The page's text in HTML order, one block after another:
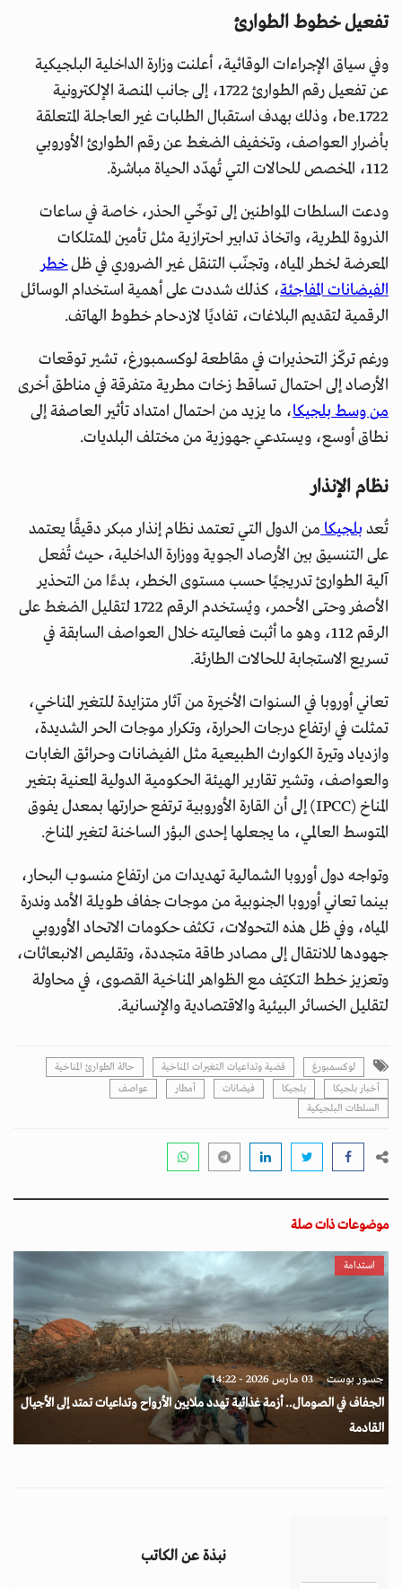
تفعيل خطوط الطوارئ
وفي سياق الإجراءات الوقائية، أعلنت وزارة الداخلية البلجيكية
عن تفعيل رقم الطوارئ 1722، إلى جانب المنصة الإلكترونية
1722.be، وذلك بهدف استقبال الطلبات غير العاجلة المتعلقة
بأضرار العواصف، وتخفيف الضغط عن رقم الطوارئ الأوروبي
112، المخصص للحالات التي تُهدّد الحياة مباشرة.
ودعت السلطات المواطنين إلى توخّي الحذر، خاصة في ساعات
الذروة المطرية، واتخاذ تدابير احترازية مثل تأمين الممتلكات
المعرضة لخطر المياه، وتجنّب التنقل غير الضروري في ظلخطر
الفيضانات المفاجئة، كذلك شددت على أهمية استخدام الوسائل
الرقمية لتقديم البلاغات، تفاديًا لازدحام خطوط الهاتف.
ورغم تركّز التحذيرات في مقاطعة لوكسمبورغ، تشير توقعات
الأرصاد إلى احتمال تساقط زخات مطرية متفرقة في مناطق أخرى
من وسط بلجيكا، ما يزيد من احتمال امتداد تأثير العاصفة إلى
نطاق أوسع، ويستدعي جهوزية من مختلف البلديات.
نظام الإنذار
تُعد بلجيكامن الدول التي تعتمد نظام إنذار مبكر دقيقًا يعتمد
على التنسيق بين الأرصاد الجوية ووزارة الداخلية، حيث تُفعل
آلية الطوارئ تدريجيًا حسب مستوى الخطر، بدءًا من التحذير
الأصفر وحتى الأحمر، ويُستخدم الرقم 1722 لتقليل الضغط على
الرقم 112، وهو ما أثبت فعاليته خلال العواصف السابقة في
تسريع الاستجابة للحالات الطارئة.
تعاني أوروبا في السنوات الأخيرة من آثار متزايدة للتغير المناخي،
تمثلت في ارتفاع درجات الحرارة، وتكرار موجات الحر الشديدة،
وازدياد وتيرة الكوارث الطبيعية مثل الفيضانات وحرائق الغابات
والعواصف، وتشير تقارير الهيئة الحكومية الدولية المعنية بتغير
المناخ (IPCC) إلى أن القارة الأوروبية ترتفع حرارتها بمعدل يفوق
المتوسط العالمي، ما يجعلها إحدى البؤر الساخنة لتغير المناخ.
وتواجه دول أوروبا الشمالية تهديدات من ارتفاع منسوب البحار،
بينما تعاني أوروبا الجنوبية من موجات جفاف طويلة الأمد وندرة
المياه، وفي ظل هذه التحولات، تكثف حكومات الاتحاد الأوروبي
جهودها للانتقال إلى مصادر طاقة متجددة، وتقليص الانبعاثات،
وتعزيز خطط التكيّف مع الظواهر المناخية القصوى، في محاولة
لتقليل الخسائر البيئية والاقتصادية والإنسانية.
لوكسمبورغ قضية وتداعيات التغيرات المناخية
حالة الطوارئ المناخية
أخبار بلجيكا
بلجيكا فيضانات أمطار
عواصف
السلطات البلجيكية
موضوعات ذات صلة
استدامة
جسور بوست 03 مارس 2026 - 14:22
الجفاف في الصومال.. أزمة غذائية تهدد ملايين الأرواح وتداعيات تمتد إلى الأجيال
القادمة
نبذة عن الكاتب